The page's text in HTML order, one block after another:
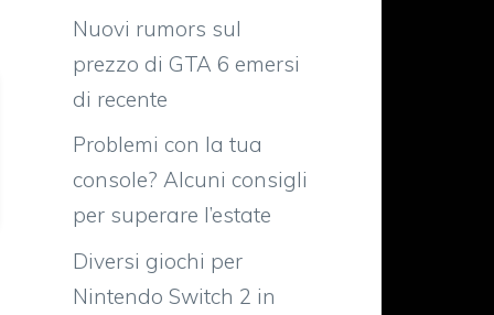
Nuovi rumors sul
prezzo di GTA 6 emersi
di recente
Problemi con la tua
console? Alcuni consigli
per superare l’estate
Diversi giochi per
Nintendo Switch 2 in